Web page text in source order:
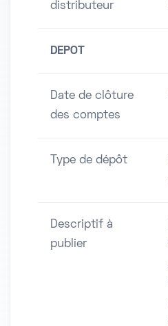
distributeur
DEPOT
Date de clôture
des comptes
Type de dépôt
Descriptif à
publier